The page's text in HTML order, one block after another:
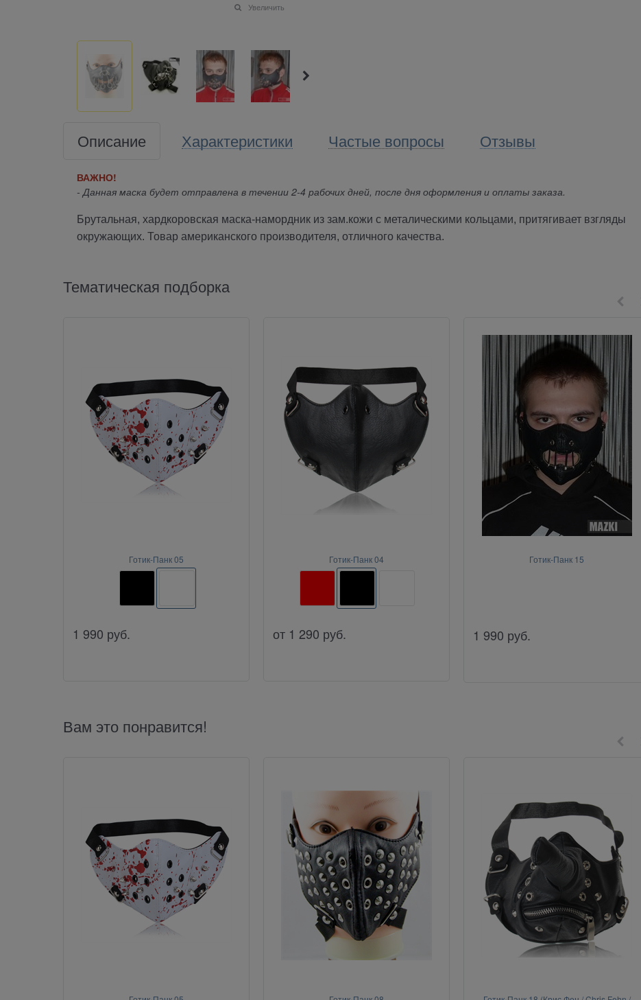
Увеличить
Описание Характеристики Частые вопросы Отзывы
ВАЖНО!
- Данная маска будет отправлена в течении 2-4 рабочих дней, после дня оформления и оплаты заказа.
Брутальная, хардкоровская маска-намордник из зам.кожи с металическими кольцами, притягивает взгляды
окружающих. Товар американского производителя, отличного качества.
Тематическая подборка
Готик-Панк 05
1 990 руб.
Готик-Панк 04
от 1 290 руб.
Готик-Панк 15
1 990 руб.
Вам это понравится!